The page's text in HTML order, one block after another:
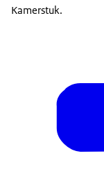
Kamerstuk.